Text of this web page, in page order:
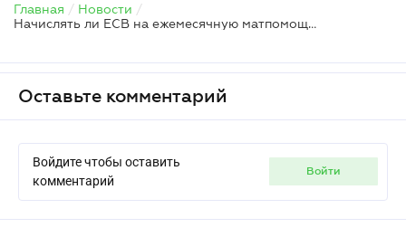
Главная / Новости /
Начислять ли ЕСВ на ежемесячную матпомощь мобилизованному
Оставьте комментарий
Войдите чтобы оставить
комментарий
войти